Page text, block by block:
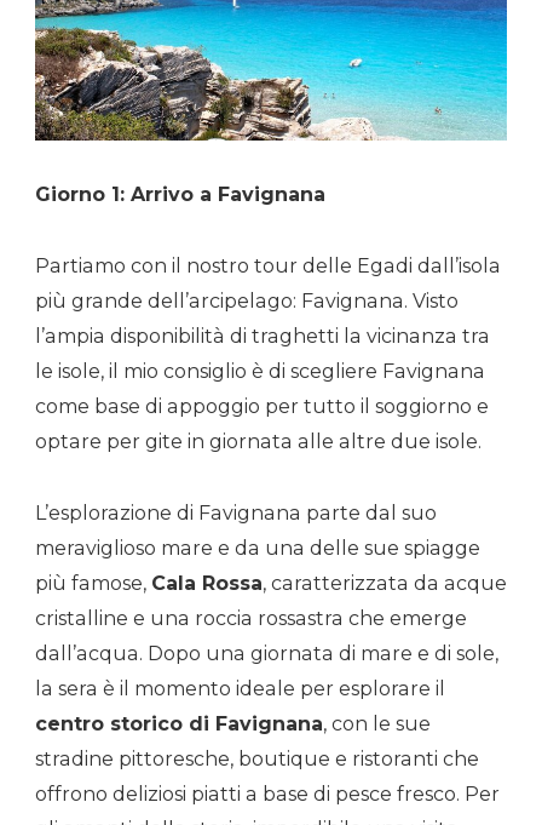
Giorno 1: Arrivo a Favignana
Partiamo con il nostro tour delle Egadi dall’isola
più grande dell’arcipelago: Favignana. Visto
l’ampia disponibilità di traghetti la vicinanza tra
le isole, il mio consiglio è di scegliere Favignana
come base di appoggio per tutto il soggiorno e
optare per gite in giornata alle altre due isole.
L’esplorazione di Favignana parte dal suo
meraviglioso mare e da una delle sue spiagge
più famose, Cala Rossa, caratterizzata da acque
cristalline e una roccia rossastra che emerge
dall’acqua. Dopo una giornata di mare e di sole,
la sera è il momento ideale per esplorare il
centro storico di Favignana, con le sue
stradine pittoresche, boutique e ristoranti che
offrono deliziosi piatti a base di pesce fresco. Per